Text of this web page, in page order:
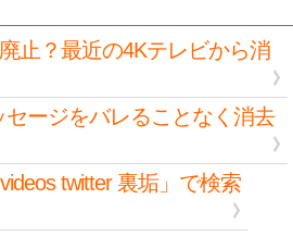
止？最近の4Kテレビから消
セージをバレることなく消去
videos twitter 裏垢」で検索